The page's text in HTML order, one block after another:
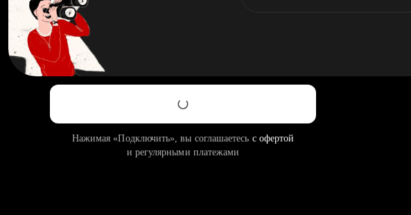
Нажимая «Подключить», вы соглашаетесь с офертой
и регулярными платежами